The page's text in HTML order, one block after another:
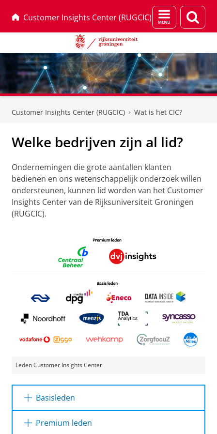
Customer Insights Center (RUGCIC)
Menu
en
Customer Insights Center (RUGCIC) Wat is het CIC?
Welke bedrijven zijn al lid?
Ondernemingen die grote aantallen klanten
bedienen en ons wetenschappelijk onderzoek willen
ondersteunen, kunnen lid worden van het Customer
Insights Center van de Rijksuniversiteit Groningen
(RUGCIC).
Leden Customer Insights Center
Basisleden
Onze basisleden:
Premium leden